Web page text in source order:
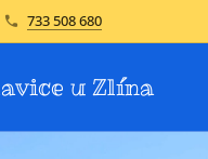
733 508 680
u Zlína